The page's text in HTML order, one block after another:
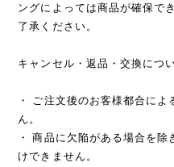
ングによっては商品が確保で
了承ください。
キャンセル・返品・交換につ
・ ご注文後のお客様都合に
ん。
・ 商品に欠陥がある場合を
けできません。